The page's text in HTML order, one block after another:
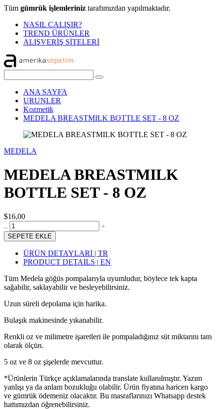
Tüm gümrük işlemleriniz tarafımızdan yapılmaktadır.
NASIL ÇALIŞIR?
TREND ÜRÜNLER
ALIŞVERİŞ SİTELERİ
ANA SAYFA
URUNLER
Kozmetik
MEDELA BREASTMILK BOTTLE SET - 8 OZ
MEDELA
MEDELA BREASTMILK
BOTTLE SET - 8 OZ
$16,00
SEPETE EKLE
ÜRÜN DETAYLARI | TR
PRODUCT DETAILS | EN
Tüm Medela göğüs pompalarıyla uyumludur, böylece tek kapta
sağabilir, saklayabilir ve besleyebilirsiniz.
Uzun süreli depolama için harika.
Bulaşık makinesinde yıkanabilir.
Renkli oz ve milimetre işaretleri ile pompaladığınız süt miktarını tam
olarak ölçün.
5 oz ve 8 oz şişelerde mevcuttur.
*Ürünlerin Türkçe açıklamalarında translate kullanılmıştır. Yazım
yanlışı ya da anlam bozukluğu olabilir. Ürün fiyatına haricen kargo
ve gümrük ödemeniz olacaktır. Bu masraflarınızı Whatsapp destek
hattımızdan öğrenebilirsiniz.